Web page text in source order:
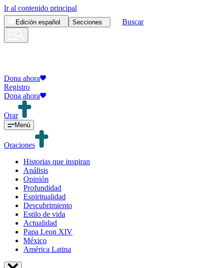
Ir al contenido principal
Edición español Secciones Buscar
Dona ahora
Registro
Dona ahora
Orar
Menú
Oraciones
Historias que inspiran
Análisis
Opinión
Profundidad
Espiritualidad
Descubrimiento
Estilo de vida
Actualidad
Papa Leon XIV
México
América Latina